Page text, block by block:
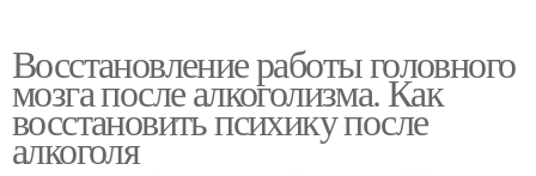
Восстановление работы головного
мозга после алкоголизма. Как
восстановить психику после
алкоголя